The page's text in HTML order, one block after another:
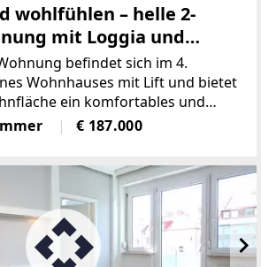
wohlfühlen – helle 2-
mit Loggia und
befindet sich im 4.
Wohnhauses mit Lift und bietet
ein komfortables und
Wohnung verfügt
Schlafzimmer, ein helles
€ 187.000